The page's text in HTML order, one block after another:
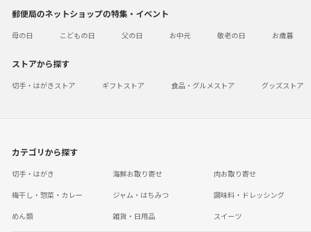
郵便局のネットショップの特集・イベント
母の日 こどもの日 父の日 お中元 敬老の日 お歳暮
ストアから探す
切手・はがきストア ギフトストア 食品・グルメストア グッズストア
カテゴリから探す
切手・はがき 海鮮お取り寄せ 肉お取り寄せ
梅干し・惣菜・カレー ジャム・はちみつ 調味料・ドレッシング
めん類 雑貨・日用品 スイーツ